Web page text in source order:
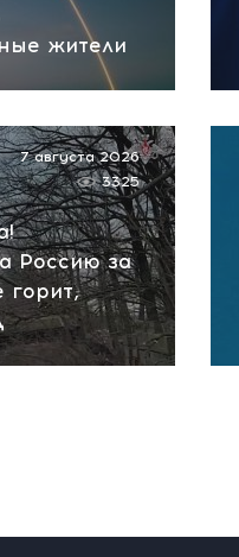
жители
Россию за
горит,
7 августа 2026
3325